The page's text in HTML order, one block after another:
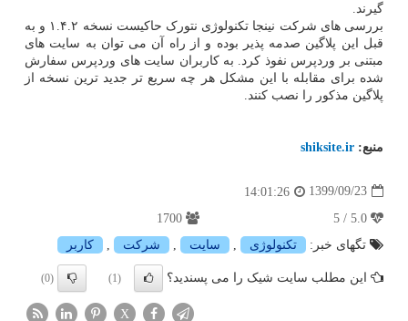
گیرند.
بررسی های شرکت نینجا تکنولوژی نتورک حاکیست نسخه ۱.۴.۲ و به
قبل این پلاگین صدمه پذیر بوده و از راه آن می توان به سایت های
مبتنی بر وردپرس نفوذ کرد. به کاربران سایت های وردپرس سفارش
شده برای مقابله با این مشکل هر چه سریع تر جدید ترین نسخه از
پلاگین مذکور را نصب کنند.
منبع: shiksite.ir
1399/09/23
14:01:26
تگهای خبر:
تكنولوژی سایت شركت كاربر
این مطلب سایت شیک را می پسندید؟ (1)
(0)
X